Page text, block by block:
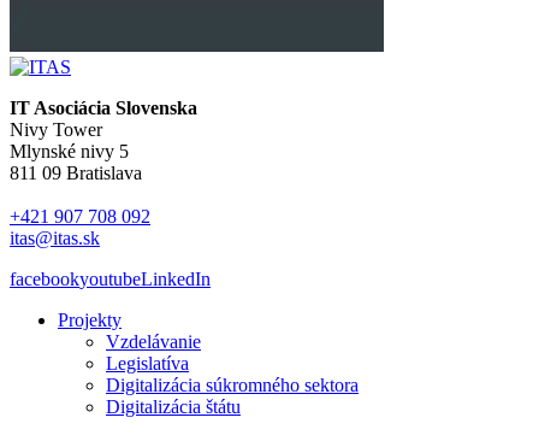
IT Asociácia Slovenska
Nivy Tower
Mlynské nivy 5
811 09 Bratislava
+421 907 708 092
itas@itas.sk
facebookyoutubeLinkedIn
Projekty
Vzdelávanie
Legislatíva
Digitalizácia súkromného sektora
Digitalizácia štátu